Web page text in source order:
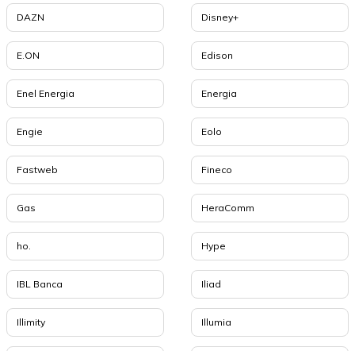
DAZN Disney+
E.ON Edison
Enel Energia Energia
Engie Eolo
Fastweb Fineco
Gas HeraComm
ho. Hype
IBL Banca Iliad
Illimity Illumia